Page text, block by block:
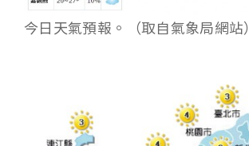
今日天氣預報。（取自氣象局網站）